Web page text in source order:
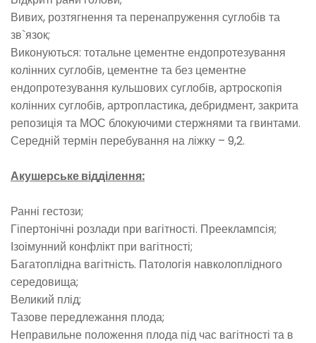
Вивих, розтягнення та перенапруження суглобів та
зв`язок;
Виконуються: тотальне цементне ендопротезування
колінних суглобів, цементне та без цементне
ендопротезування кульшових суглобів, артроскопія
колінних суглобів, артропластика, дебридмент, закрита
репозиція та МОС блокуючими стержнями та гвинтами.
Середній термін перебування на ліжку – 9,2.
Акушерське відділення:
Ранні гестози;
Гіпертонічні розлади при вагітності. Прееклампсія;
Ізоімунний конфлікт при вагітності;
Багатоплідна вагітність. Патологія навколоплідного
середовища;
Великий плід;
Тазове передлежання плода;
Неправильне положення плода під час вагітності та в